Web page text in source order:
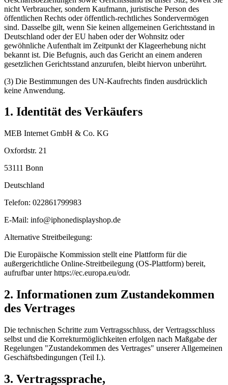
nicht Verbraucher, sondern Kaufmann, juristische Person des
öffentlichen Rechts oder öffentlich-rechtliches Sondervermögen
sind. Dasselbe gilt, wenn Sie keinen allgemeinen Gerichtsstand in
Deutschland oder der EU haben oder der Wohnsitz oder
gewöhnliche Aufenthalt im Zeitpunkt der Klageerhebung nicht
bekannt ist. Die Befugnis, auch das Gericht an einem anderen
gesetzlichen Gerichtsstand anzurufen, bleibt hiervon unberührt.
(3) Die Bestimmungen des UN-Kaufrechts finden ausdrücklich
keine Anwendung.
1. Identität des Verkäufers
MEB Internet GmbH & Co. KG
Oxfordstr. 21
53111 Bonn
Deutschland
Telefon: 022861799983
E-Mail: info@iphonedisplayshop.de
Alternative Streitbeilegung:
Die Europäische Kommission stellt eine Plattform für die
außergerichtliche Online-Streitbeilegung (OS-Plattform) bereit,
aufrufbar unter https://ec.europa.eu/odr.
2. Informationen zum Zustandekommen
des Vertrages
Die technischen Schritte zum Vertragsschluss, der Vertragsschluss
selbst und die Korrekturmöglichkeiten erfolgen nach Maßgabe der
Regelungen "Zustandekommen des Vertrages" unserer Allgemeinen
Geschäftsbedingungen (Teil I.).
3. Vertragssprache,